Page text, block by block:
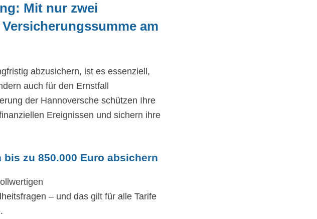
Mit nur zwei
am
abzusichern, ist es essenziell,
auch für den Ernstfall
der Hannoversche schützen Ihre
Ereignissen und sichern ihre
zu 850.000 Euro absichern
– und das gilt für alle Tarife